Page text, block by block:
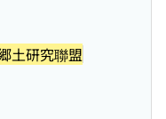
土研究聯盟